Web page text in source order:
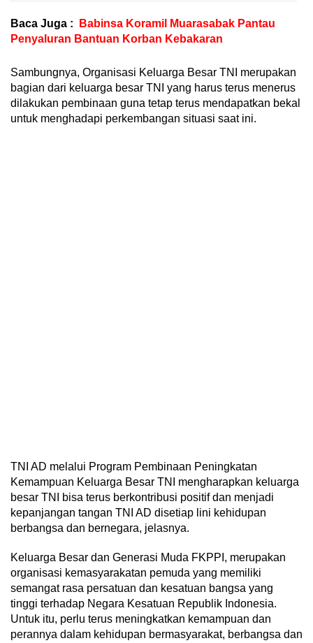
Baca Juga :
Babinsa Koramil Muarasabak Pantau
Penyaluran Bantuan Korban Kebakaran
Sambungnya, Organisasi Keluarga Besar TNI merupakan
bagian dari keluarga besar TNI yang harus terus menerus
dilakukan pembinaan guna tetap terus mendapatkan bekal
untuk menghadapi perkembangan situasi saat ini.
TNI AD melalui Program Pembinaan Peningkatan
Kemampuan Keluarga Besar TNI mengharapkan keluarga
besar TNI bisa terus berkontribusi positif dan menjadi
kepanjangan tangan TNI AD disetiap lini kehidupan
berbangsa dan bernegara, jelasnya.
Keluarga Besar dan Generasi Muda FKPPI, merupakan
organisasi kemasyarakatan pemuda yang memiliki
semangat rasa persatuan dan kesatuan bangsa yang
tinggi terhadap Negara Kesatuan Republik Indonesia.
Untuk itu, perlu terus meningkatkan kemampuan dan
perannya dalam kehidupan bermasyarakat, berbangsa dan